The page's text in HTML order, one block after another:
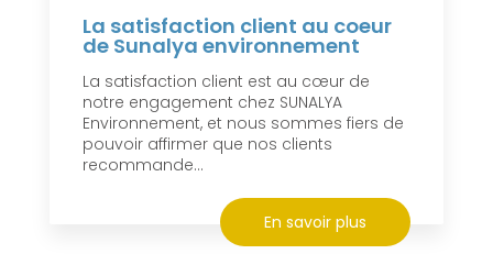
La satisfaction client au coeur
de Sunalya environnement
La satisfaction client est au cœur de
notre engagement chez SUNALYA
Environnement, et nous sommes fiers de
pouvoir affirmer que nos clients
recommande...
En savoir plus